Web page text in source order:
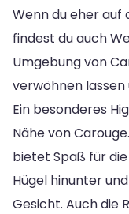
Wenn du eher auf
findest du auch
Umgebung von
verwöhnen lassen
Ein besonderes
Nähe von
bietet Spaß für
Hügel hinunter
Gesicht. Auch die